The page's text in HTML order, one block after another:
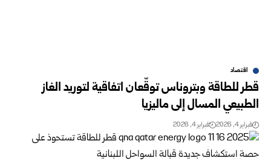
اقتصاد
قطر للطاقة وبتروناس توقّعان اتفاقية لتوريد الغاز
الطبيعي المسال إلى ماليزيا
فبراير 4, 2026 فبراير 4, 2026